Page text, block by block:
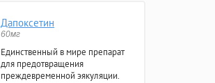
Дапоксетин
60мг
Единственный в мире препарат
для предотвращения
преждевременной эякуляции.